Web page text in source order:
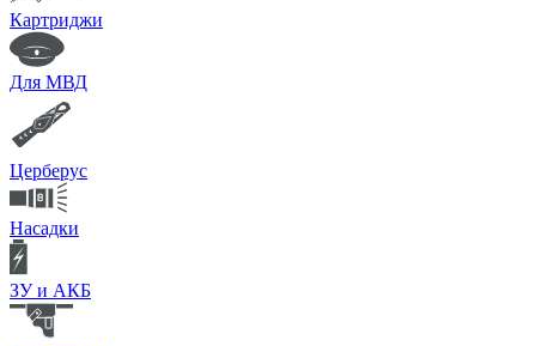
Картриджи
Для МВД
Церберус
Насадки
ЗУ и АКБ